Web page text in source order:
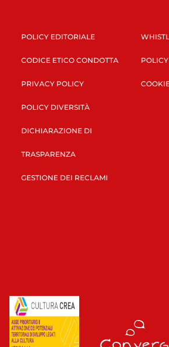
POLICY EDITORIALE
CODICE ETICO CONDOTTA
PRIVACY POLICY
POLICY DIVERSITÀ
DICHIARAZIONE DI
TRASPARENZA
GESTIONE DEI RECLAMI
POLICY